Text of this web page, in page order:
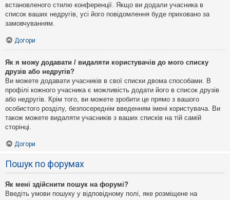
встановленого стилю конференції. Якщо ви додали учасника в
список ваших недругів, усі його повідомлення буде приховано за
замовчуванням.
Догори
Як я можу додавати / видаляти користувачів до мого списку
друзів або недругів?
Ви можете додавати учасників в свої списки двома способами. В
профілі кожного учасника є можливість додати його в список друзів
або недругів. Крім того, ви можете зробити це прямо з вашого
особистого розділу, безпосереднім введенням імені користувача. Ви
також можете видаляти учасників з ваших списків на тій самій
сторінці.
Догори
Пошук по форумах
Як мені здійснити пошук на форумі?
Введіть умови пошуку у відповідному полі, яке розміщене на